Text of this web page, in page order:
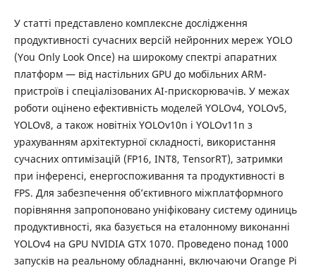
У статті представлено комплексне дослідження
продуктивності сучасних версій нейронних мереж YOLO
(You Only Look Once) на широкому спектрі апаратних
платформ — від настільних GPU до мобільних ARM-
пристроїв і спеціалізованих AI-прискорювачів. У межах
роботи оцінено ефективність моделей YOLOv4, YOLOv5,
YOLOv8, а також новітніх YOLOv10n і YOLOv11n з
урахуванням архітектурної складності, використання
сучасних оптимізацій (FP16, INT8, TensorRT), затримки
при інференсі, енергоспоживання та продуктивності в
FPS. Для забезпечення об’єктивного міжплатформного
порівняння запропоновано уніфіковану систему одиниць
продуктивності, яка базується на еталонному виконанні
YOLOv4 на GPU NVIDIA GTX 1070. Проведено понад 1000
запусків на реальному обладнанні, включаючи Orange Pi